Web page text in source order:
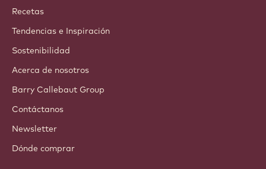
Callebaut
Recetas
Tendencias e Inspiración
Sostenibilidad
Acerca de nosotros
Barry Callebaut Group
Contáctanos
Newsletter
Dónde comprar